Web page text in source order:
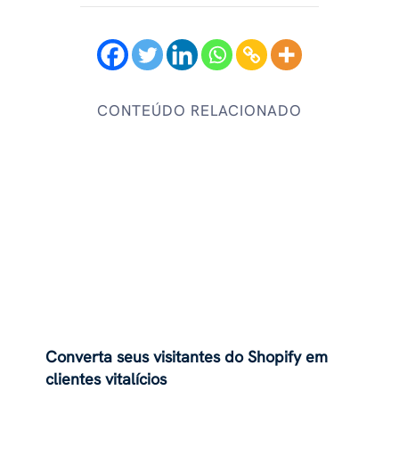
CONTEÚDO RELACIONADO
Converta seus visitantes do Shopify em
clientes vitalícios